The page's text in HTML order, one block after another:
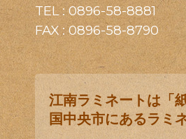
TEL :0896-58-8881
FAX : 0896-58-8790
江南ラミネートは「
国中央市にあるラミ